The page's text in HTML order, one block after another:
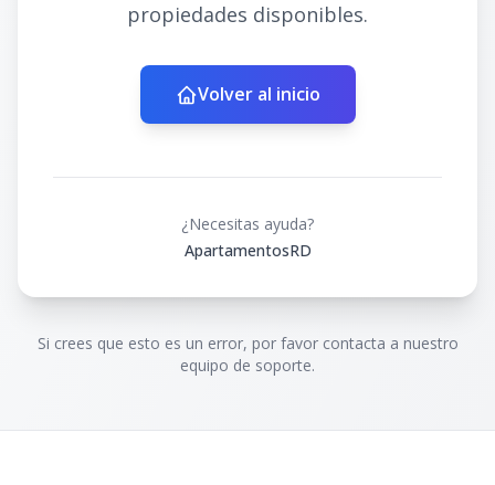
propiedades disponibles.
Volver al inicio
¿Necesitas ayuda?
ApartamentosRD
Si crees que esto es un error, por favor contacta a nuestro
equipo de soporte.